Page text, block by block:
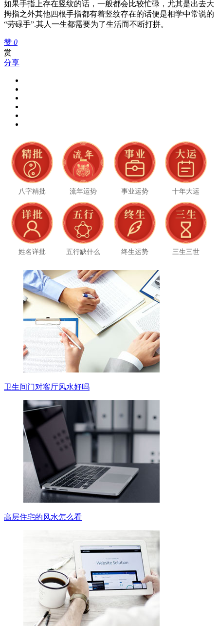
如果手指上存在竖纹的话，一般都会比较忙碌，尤其是出去大
拇指之外其他四根手指都有着竖纹存在的话便是相学中常说的
“劳碌手”.其人一生都需要为了生活而不断打拼。
赞 0
赏
分享
八字精批 流年运势 事业运势 十年大运
姓名详批 五行缺什么 终生运势 三生三世
卫生间门对客厅风水好吗
高层住宅的风水怎么看